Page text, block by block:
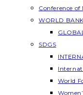
Conference
WORLD
SDGS
World